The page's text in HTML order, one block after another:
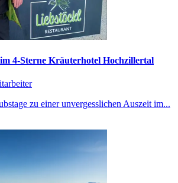
4-Sterne Kräuterhotel Hochzillertal
zu einer unvergesslichen Auszeit im...